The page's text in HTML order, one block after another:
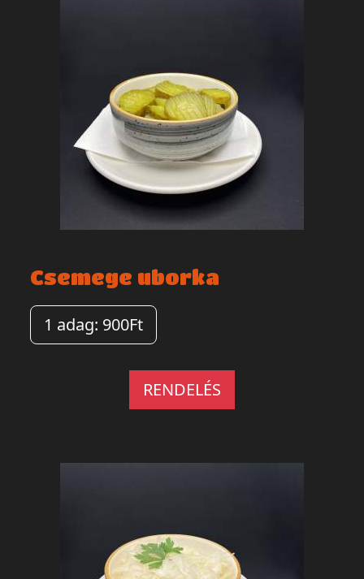
Csemege uborka
1 adag: 900Ft
RENDELÉS